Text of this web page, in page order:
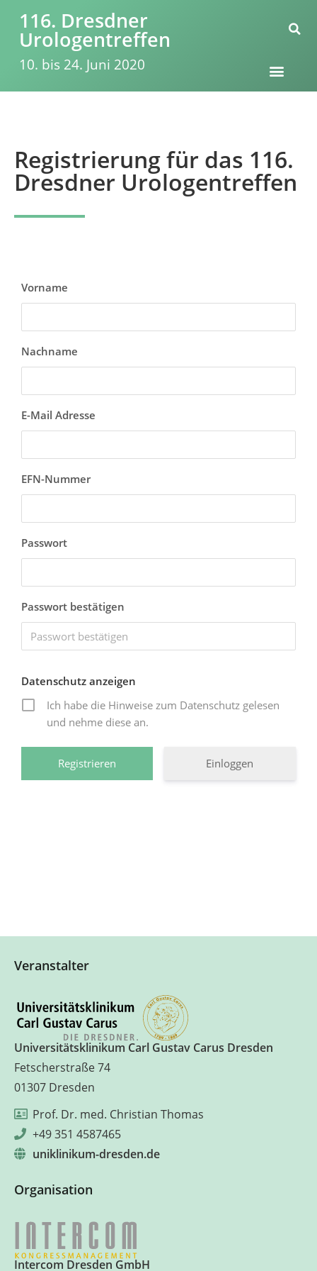
116. Dresdner
Urologentreffen
10. bis 24. Juni 2020
Registrierung für das 116.
Dresdner Urologentreffen
Vorname
Nachname
E-Mail Adresse
EFN-Nummer
Passwort
Passwort bestätigen
Datenschutz anzeigen
Ich habe die Hinweise zum Datenschutz gelesen
und nehme diese an.
Einloggen
Veranstalter
Universitätsklinikum Carl Gustav Carus Dresden
Fetscherstraße 74
01307 Dresden
Prof. Dr. med. Christian Thomas
+49 351 4587465
uniklinikum-dresden.de
Organisation
Intercom Dresden GmbH